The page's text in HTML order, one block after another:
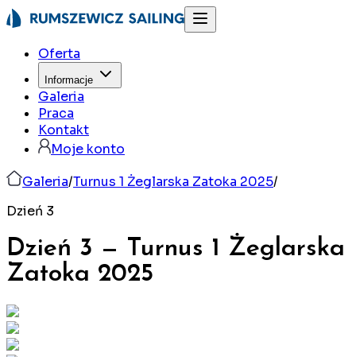
Oferta
Informacje
Galeria
Praca
Kontakt
Moje konto
Galeria/Turnus 1 Żeglarska Zatoka 2025/
Dzień 3
Dzień 3 —
Turnus 1 Żeglarska
Zatoka 2025